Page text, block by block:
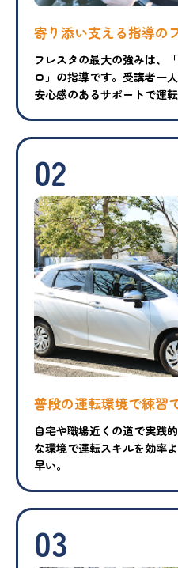
寄り添い支える指導の
フレスタの最大の強みは、
ロ」の指導です。受講者一
安心感のあるサポートで運
02
普段の運転環境で練習
自宅や職場近くの道で実践
な環境で運転スキルを効率
早い。
03